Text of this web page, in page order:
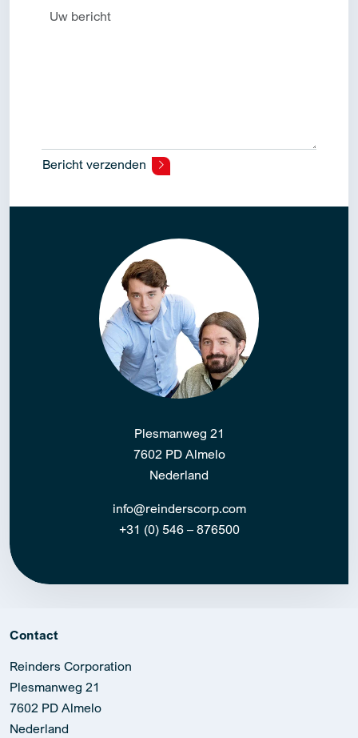
Bericht verzenden
Plesmanweg 21
7602 PD Almelo
Nederland
info@reinderscorp.com
+31 (0) 546 – 876500
Contact
Reinders Corporation
Plesmanweg 21
7602 PD Almelo
Nederland